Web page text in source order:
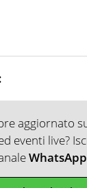
aggiornato
eventi live?
WhatsApp